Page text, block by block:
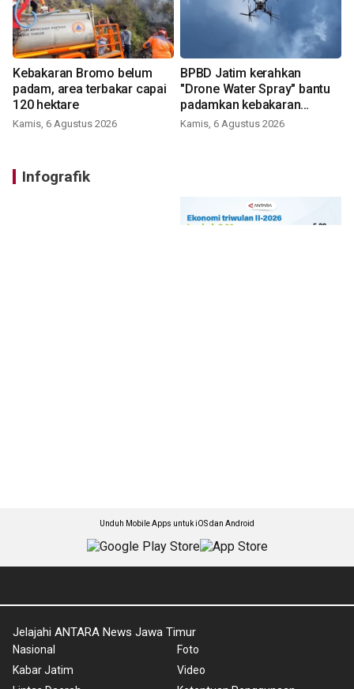
Kebakaran Bromo belum
padam, area terbakar capai
120 hektare
Kamis, 6 Agustus 2026
BPBD Jatim kerahkan
"Drone Water Spray" bantu
padamkan kebakaran
Bromo
Kamis, 6 Agustus 2026
Infografik
Unduh Mobile Apps untuk iOS dan Android
Jelajahi ANTARA News Jawa Timur
Nasional
Kabar Jatim
Foto
Video